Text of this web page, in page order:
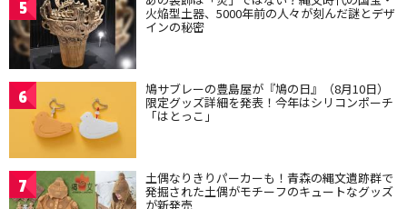
5 火焔型土器、5000年前の人々が刻んだ謎とデザ
インの秘密
6 鳩サブレーの豊島屋が『鳩の日』（8月10日）
限定グッズ詳細を発表！今年はシリコンポーチ
「はとっこ」
7 土偶なりきりパーカーも！青森の縄文遺跡群で
発掘された土偶がモチーフのキュートなグッズ
が新発売